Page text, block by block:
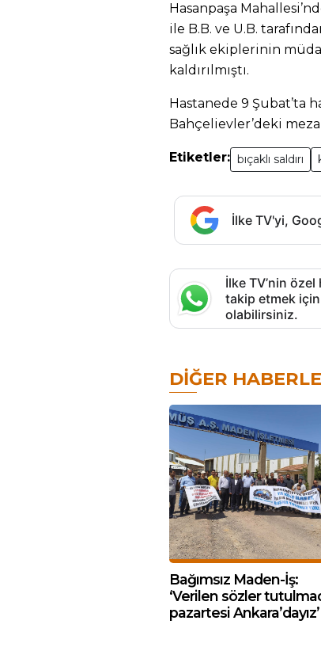
Hasanpaşa
ile B.B. ve U.B.
sağlık ekiplerinin
kaldırılmıştı.
Hastanede 9 Şubat’ta
Bahçelievler’deki
Etiketler: bıçaklı saldırı
İlke TV'yi,
İlke TV’nin
takip etmek için
olabilirsiniz.
DIĞER
Bağımsız Maden-İş:
‘Verilen sözler
pazartesi Ankara’dayız’